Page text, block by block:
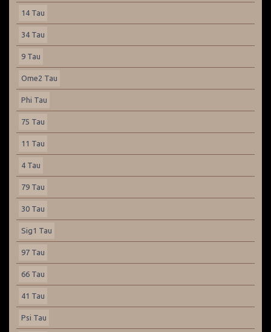
14 Tau
34 Tau
9 Tau
Ome2 Tau
Phi Tau
75 Tau
11 Tau
4 Tau
79 Tau
30 Tau
Sig1 Tau
97 Tau
66 Tau
41 Tau
Psi Tau